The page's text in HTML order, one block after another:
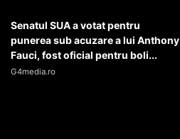
Senatul SUA a votat pentru
punerea sub acuzare a lui Anthony
Fauci, fost oficial pentru boli...
G4media.ro